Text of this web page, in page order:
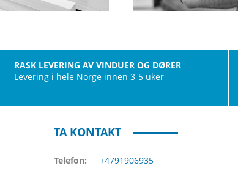
RASK LEVERING AV VINDUER OG DØRER
Levering i hele Norge innen 3-5 uker
TA KONTAKT
Telefon: +4791906935